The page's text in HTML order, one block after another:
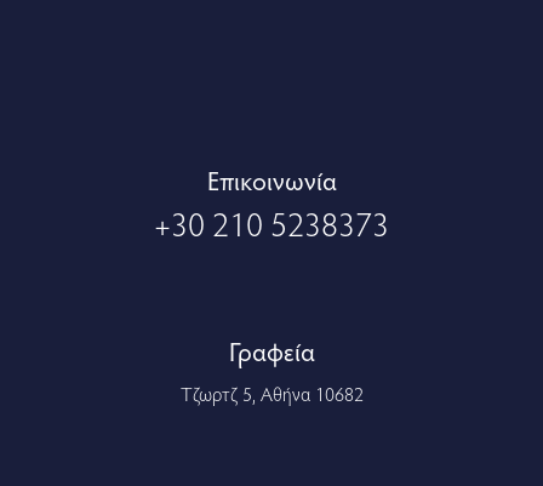
Eπικοινωνία
+30 210 5238373
Γραφεία
Τζωρτζ 5, Αθήνα 10682